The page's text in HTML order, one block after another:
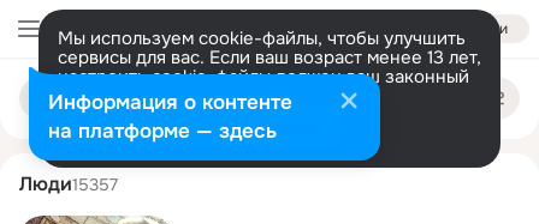
Войти
Мы используем cookie-файлы, чтобы улучшить
сервисы для вас. Если ваш возраст менее 13 лет,
настроить cookie-файлы должен ваш законный
представитель. Больше информации
Разрешить все Настроить
Поиск
людям
sasha karp
Люди15357
Информация о контенте
на платформе — здесь